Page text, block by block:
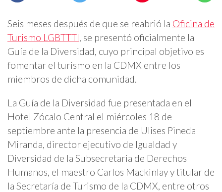
Seis meses después de que se reabrió la Oficina de
Turismo LGBTTTI, se presentó oficialmente la
Guía de la Diversidad, cuyo principal objetivo es
fomentar el turismo en la CDMX entre los
miembros de dicha comunidad.
La Guía de la Diversidad fue presentada en el
Hotel Zócalo Central el miércoles 18 de
septiembre ante la presencia de Ulises Pineda
Miranda, director ejecutivo de Igualdad y
Diversidad de la Subsecretaria de Derechos
Humanos, el maestro Carlos Mackinlay y titular de
la Secretaría de Turismo de la CDMX, entre otros